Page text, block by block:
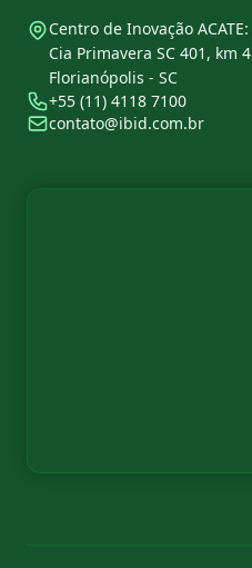
Centro de Inovação ACATE:
Cia Primavera SC 401, km 4
Florianópolis - SC
+55 (11) 4118 7100
contato@ibid.com.br